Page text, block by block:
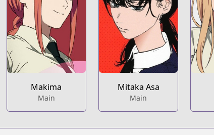
Makima
Main
Mitaka Asa
Main